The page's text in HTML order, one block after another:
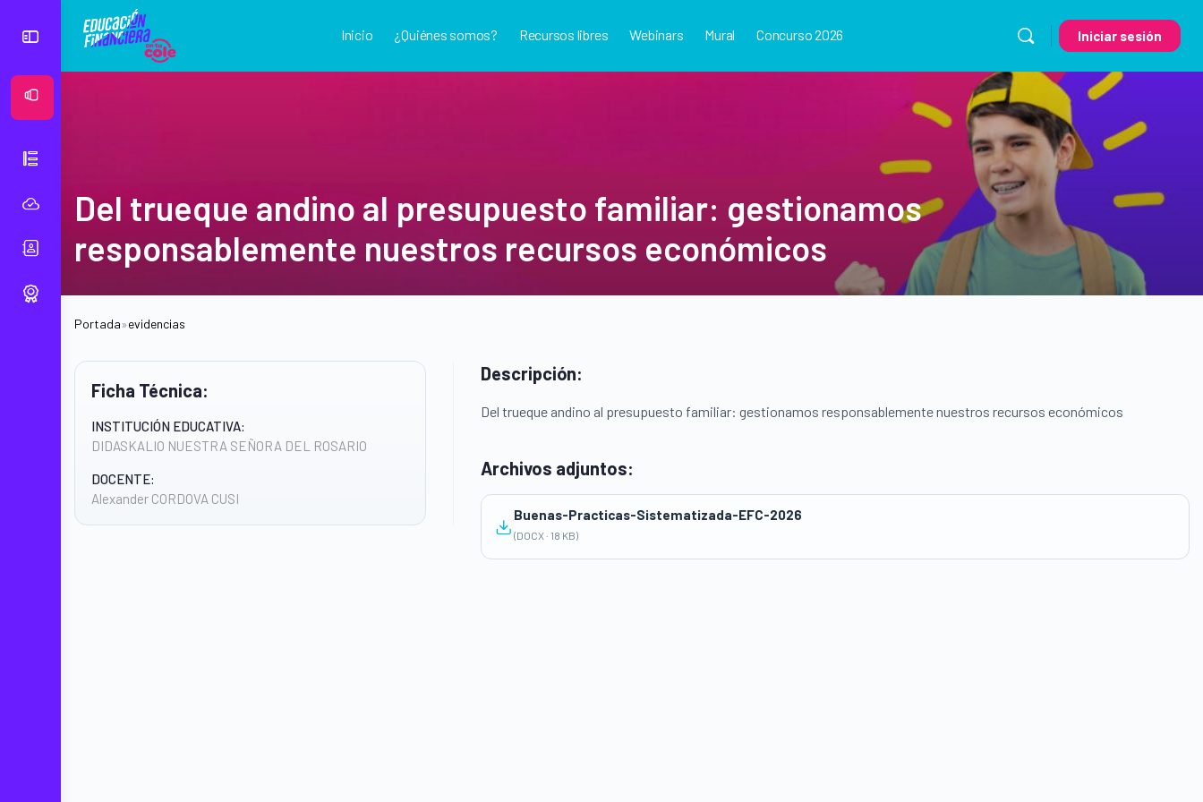
Inicio ¿Quiénes somos? Recursos libres Webinars Mural Concurso 2026 Iniciar sesión
Del trueque andino al presupuesto familiar: gestionamos
responsablemente nuestros recursos económicos
Portada»evidencias
Ficha Técnica:
INSTITUCIÓN EDUCATIVA:
DIDASKALIO NUESTRA SEÑORA DEL ROSARIO
DOCENTE:
Alexander CORDOVA CUSI
Descripción:
Del trueque andino al presupuesto familiar: gestionamos responsablemente nuestros recursos económicos
Archivos adjuntos:
Buenas-Practicas-Sistematizada-EFC-2026
(DOCX · 18 KB)